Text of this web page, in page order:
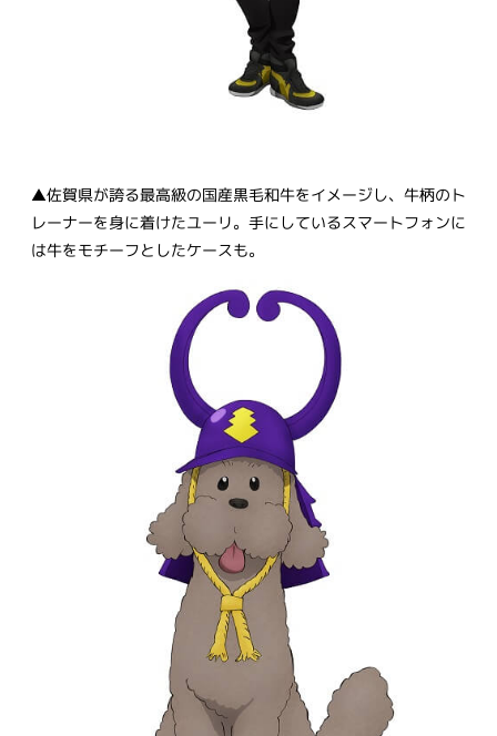
▲佐賀県が誇る最高級の国産黒毛和牛をイメージし、牛柄のト
レーナーを身に着けたユーリ。手にしているスマートフォンに
は牛をモチーフとしたケースも。